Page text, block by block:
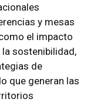
y mesas
el impacto
sostenibilidad,
de
que generan las